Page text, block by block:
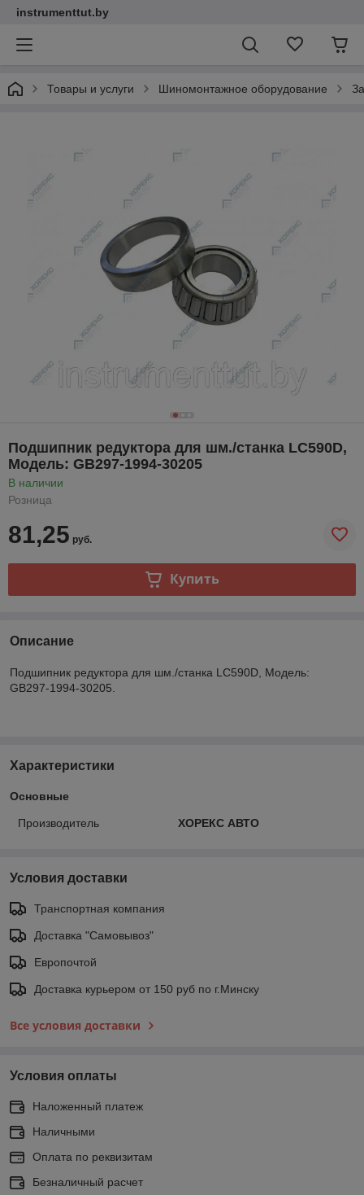
instrumenttut.by
Товары и услуги Шиномонтажное оборудование
Подшипник редуктора для шм./станка LC590D,
Модель: GB297-1994-30205
В наличии
Розница
81,25 руб.
Купить
Описание
Подшипник редуктора для шм./станка LC590D, Модель:
GB297-1994-30205.
Характеристики
Основные
Производитель ХОРЕКС АВТО
Условия доставки
Транспортная компания
Доставка "Самовывоз"
Европочтой
Доставка курьером от 150 руб по г.Минску
Все условия доставки
Условия оплаты
Наложенный платеж
Наличными
Оплата по реквизитам
Безналичный расчет